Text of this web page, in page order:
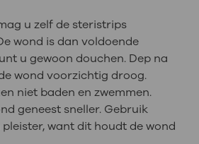
u zelf de steristrips
wond is dan voldoende
u gewoon douchen. Dep na
wond voorzichtig droog.
niet baden en zwemmen.
geneest sneller. Gebruik
want dit houdt de wond